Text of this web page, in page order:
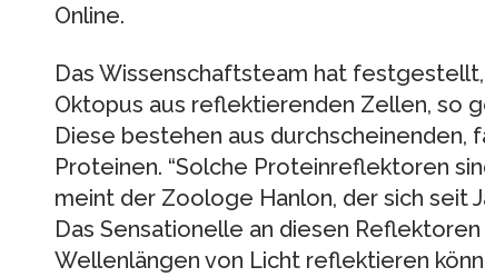
Online.
Das Wissenschaftsteam hat
Oktopus aus reflektierenden Zellen, so
Diese bestehen aus durchscheinenden,
Proteinen. “Solche Proteinreflektoren
meint der Zoologe Hanlon, der sich seit
Das Sensationelle an diesen
Wellenlängen von Licht reflektieren